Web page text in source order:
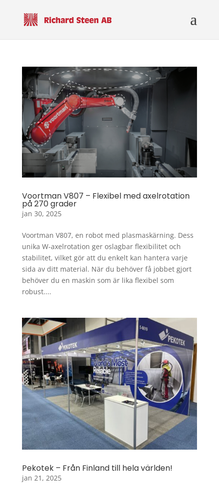
Voortman V807 – Flexibel med axelrotation
på 270 grader
jan 30, 2025
Voortman V807, en robot med plasmaskärning. Dess
unika W-axelrotation ger oslagbar flexibilitet och
stabilitet, vilket gör att du enkelt kan hantera varje
sida av ditt material. När du behöver få jobbet gjort
behöver du en maskin som är lika flexibel som
robust....
Pekotek – Från Finland till hela världen!
jan 21, 2025